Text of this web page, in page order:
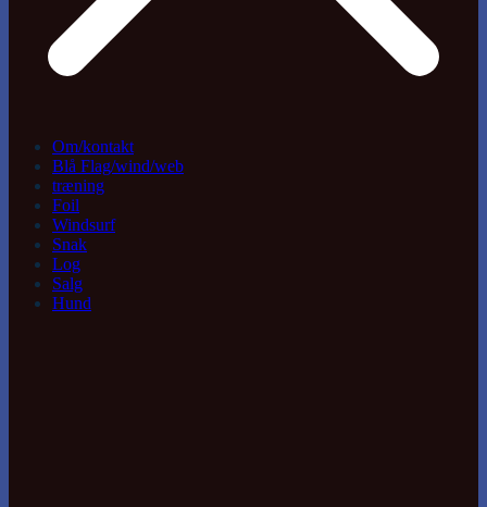
Om/kontakt
Blå Flag/wind/web
træning
Foil
Windsurf
Snak
Log
Salg
Hund